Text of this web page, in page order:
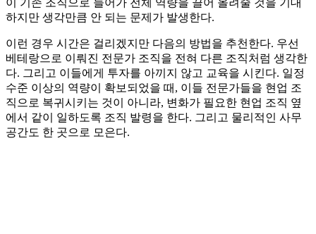
이 기존 조직으로 들어가 전체 역량을 끌어 올려줄 것을 기대
하지만 생각만큼 안 되는 문제가 발생한다.
이런 경우 시간은 걸리겠지만 다음의 방법을 추천한다. 우선
베테랑으로 이뤄진 전문가 조직을 전혀 다른 조직처럼 생각한
다. 그리고 이들에게 투자를 아끼지 않고 교육을 시킨다. 일정
수준 이상의 역량이 확보되었을 때, 이들 전문가들을 현업 조
직으로 복귀시키는 것이 아니라, 변화가 필요한 현업 조직 옆
에서 같이 일하도록 조직 발령을 한다. 그리고 물리적인 사무
공간도 한 곳으로 모은다.